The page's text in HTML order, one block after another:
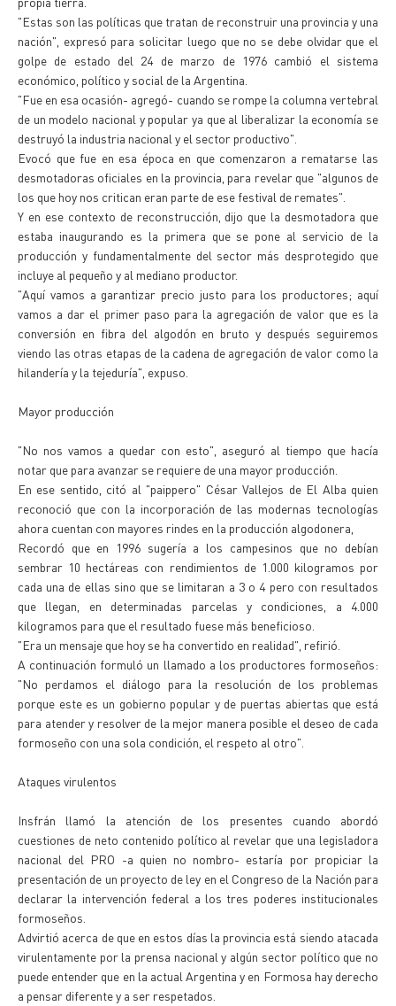
"Estas son las políticas que tratan de reconstruir una provincia y una
nación", expresó para solicitar luego que no se debe olvidar que el
golpe de estado del 24 de marzo de 1976 cambió el sistema
económico, político y social de la Argentina.
"Fue en esa ocasión- agregó- cuando se rompe la columna vertebral
de un modelo nacional y popular ya que al liberalizar la economía se
destruyó la industria nacional y el sector productivo".
Evocó que fue en esa época en que comenzaron a rematarse las
desmotadoras oficiales en la provincia, para revelar que "algunos de
los que hoy nos critican eran parte de ese festival de remates".
Y en ese contexto de reconstrucción, dijo que la desmotadora que
estaba inaugurando es la primera que se pone al servicio de la
producción y fundamentalmente del sector más desprotegido que
incluye al pequeño y al mediano productor.
"Aquí vamos a garantizar precio justo para los productores; aquí
vamos a dar el primer paso para la agregación de valor que es la
conversión en fibra del algodón en bruto y después seguiremos
viendo las otras etapas de la cadena de agregación de valor como la
hilandería y la tejeduría", expuso.
Mayor producción
"No nos vamos a quedar con esto", aseguró al tiempo que hacía
notar que para avanzar se requiere de una mayor producción.
En ese sentido, citó al "paippero" César Vallejos de El Alba quien
reconoció que con la incorporación de las modernas tecnologías
ahora cuentan con mayores rindes en la producción algodonera,
Recordó que en 1996 sugería a los campesinos que no debían
sembrar 10 hectáreas con rendimientos de 1.000 kilogramos por
cada una de ellas sino que se limitaran a 3 o 4 pero con resultados
que llegan, en determinadas parcelas y condiciones, a 4.000
kilogramos para que el resultado fuese más beneficioso.
"Era un mensaje que hoy se ha convertido en realidad", refirió.
A continuación formuló un llamado a los productores formoseños:
"No perdamos el diálogo para la resolución de los problemas
porque este es un gobierno popular y de puertas abiertas que está
para atender y resolver de la mejor manera posible el deseo de cada
formoseño con una sola condición, el respeto al otro".
Ataques virulentos
Insfrán llamó la atención de los presentes cuando abordó
cuestiones de neto contenido político al revelar que una legisladora
nacional del PRO -a quien no nombro- estaría por propiciar la
presentación de un proyecto de ley en el Congreso de la Nación para
declarar la intervención federal a los tres poderes institucionales
formoseños.
Advirtió acerca de que en estos días la provincia está siendo atacada
virulentamente por la prensa nacional y algún sector político que no
puede entender que en la actual Argentina y en Formosa hay derecho
a pensar diferente y a ser respetados.